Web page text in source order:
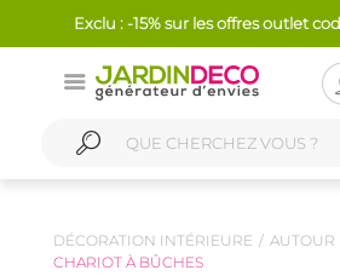
Exclu : -15% sur les offres outlet
DÉCORATION INTÉRIEURE
AUTOUR
CHARIOT À BÛCHES